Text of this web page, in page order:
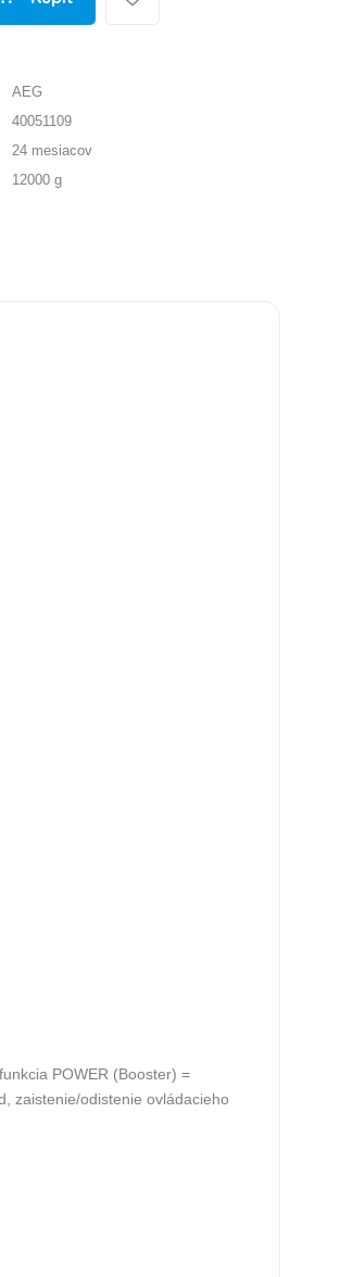
AEG
40051109
24 mesiacov
12000 g
POWER (Booster) =
zaistenie/odistenie ovládacieho